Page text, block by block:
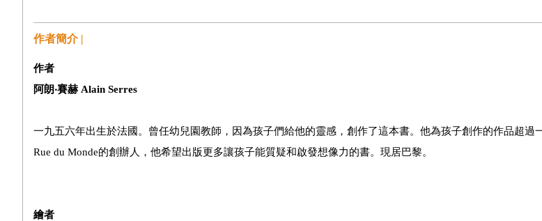
作者簡介 |
作者
阿朗‧賽赫 Alain Serres
一九五六年出生於法國。曾任幼兒園教師，因為孩子們給他的靈感，創作了這本書。他為孩子創作的作品超過
Rue du Monde的創辦人，他希望出版更多讓孩子能質疑和啟發想像力的書。現居巴黎。
繪者